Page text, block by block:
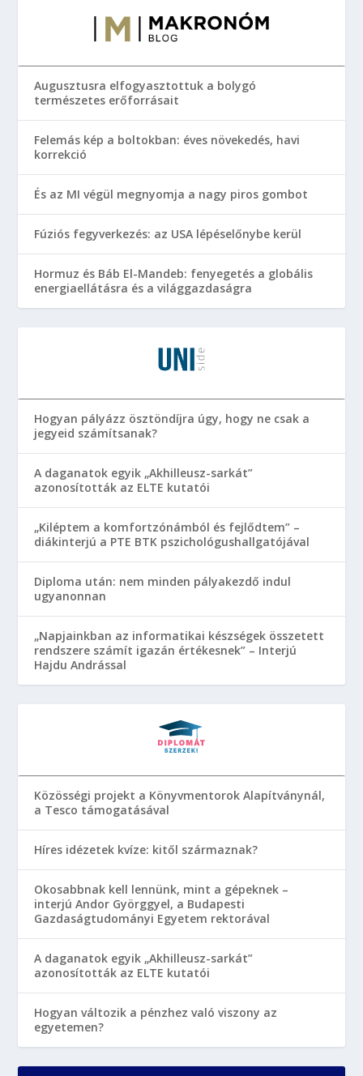
Augusztusra elfogyasztottuk a bolygó
természetes erőforrásait
Felemás kép a boltokban: éves növekedés, havi
korrekció
És az MI végül megnyomja a nagy piros gombot
Fúziós fegyverkezés: az USA lépéselőnybe kerül
Hormuz és Báb El-Mandeb: fenyegetés a globális
energiaellátásra és a világgazdaságra
Hogyan pályázz ösztöndíjra úgy, hogy ne csak a
jegyeid számítsanak?
A daganatok egyik „Akhilleusz-sarkát”
azonosították az ELTE kutatói
„Kiléptem a komfortzónámból és fejlődtem” –
diákinterjú a PTE BTK pszichológushallgatójával
Diploma után: nem minden pályakezdő indul
ugyanonnan
„Napjainkban az informatikai készségek összetett
rendszere számít igazán értékesnek” – Interjú
Hajdu Andrással
Közösségi projekt a Könyvmentorok Alapítványnál,
a Tesco támogatásával
Híres idézetek kvíze: kitől származnak?
Okosabbnak kell lennünk, mint a gépeknek –
interjú Andor Györggyel, a Budapesti
Gazdaságtudományi Egyetem rektorával
A daganatok egyik „Akhilleusz-sarkát”
azonosították az ELTE kutatói
Hogyan változik a pénzhez való viszony az
egyetemen?